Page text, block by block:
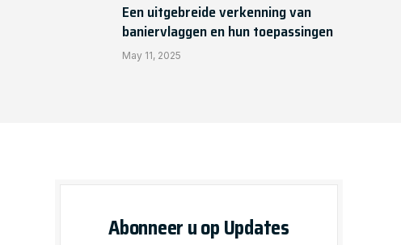
Een uitgebreide verkenning van
baniervlaggen en hun toepassingen
May 11, 2025
Abonneer u op Updates